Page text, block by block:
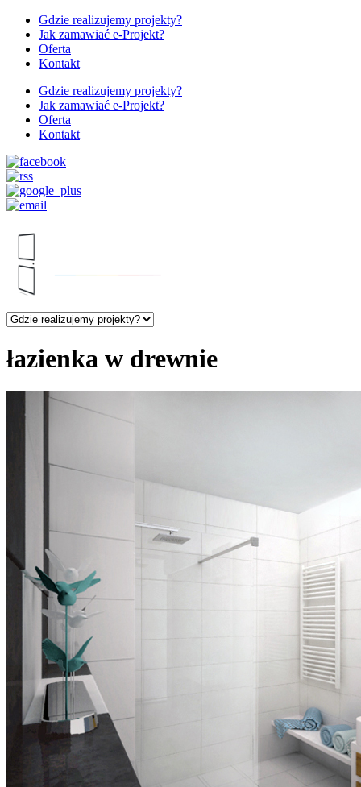
Gdzie realizujemy projekty?
Jak zamawiać e-Projekt?
Oferta
Kontakt
Gdzie realizujemy projekty?
Jak zamawiać e-Projekt?
Oferta
Kontakt
łazienka w drewnie